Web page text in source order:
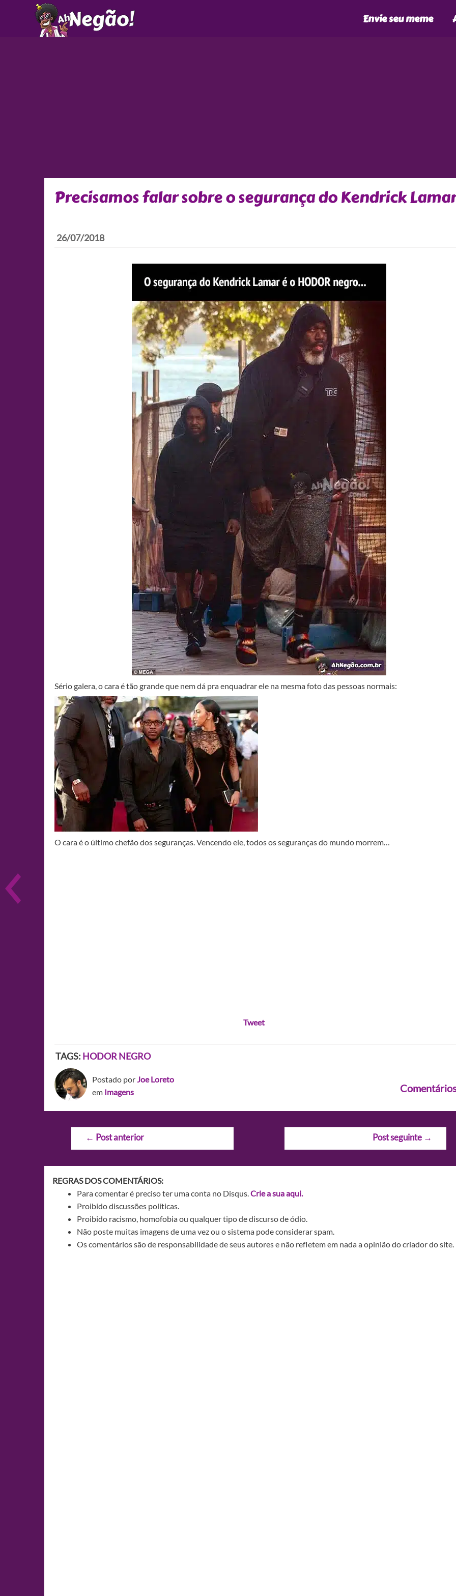
Envie seu meme
Precisamos falar sobre o segurança do Kendrick
26/07/2018
Sério galera, o cara é tão grande que nem dá pra enquadrar ele na mesma foto das pessoas normais:
O cara é o último chefão dos seguranças. Vencendo ele, todos os seguranças do mundo morrem…
Tweet
TAGS: HODOR NEGRO
Postado porJoe Loreto
em Imagens
Navegação
← Post anterior Post seguinte →
REGRAS DOS COMENTÁRIOS:
Para comentar é preciso ter uma conta no Disqus.Crie a sua aqui.
Proibido discussões políticas.
Proibido racismo, homofobia ou qualquer tipo de discurso de ódio.
Não poste muitas imagens de uma vez ou o sistema pode considerar spam.
Os comentários são de responsabilidade de seus autores e não refletem em nada a opinião do criador do site.